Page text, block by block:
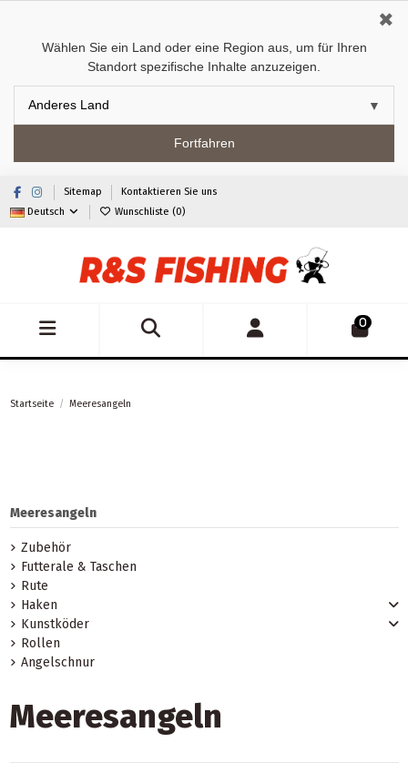
Wählen Sie ein Land oder eine Region aus, um für Ihren
Standort spezifische Inhalte anzuzeigen.
Fortfahren
✖
Sitemap
Kontaktieren Sie uns
Deutsch
Wunschliste (0)
0
Startseite Meeresangeln
Meeresangeln
Meeresangeln
Zubehör
Futterale & Taschen
Rute
Haken
Kunstköder
Rollen
Angelschnur